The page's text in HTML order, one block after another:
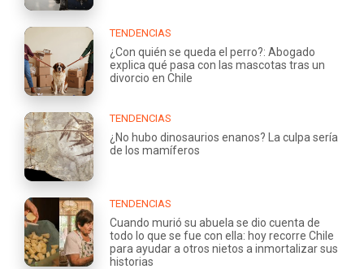
TENDENCIAS
¿Con quién se queda el perro?: Abogado
explica qué pasa con las mascotas tras un
divorcio en Chile
TENDENCIAS
¿No hubo dinosaurios enanos? La culpa sería
de los mamíferos
TENDENCIAS
Cuando murió su abuela se dio cuenta de
todo lo que se fue con ella: hoy recorre Chile
para ayudar a otros nietos a inmortalizar sus
historias